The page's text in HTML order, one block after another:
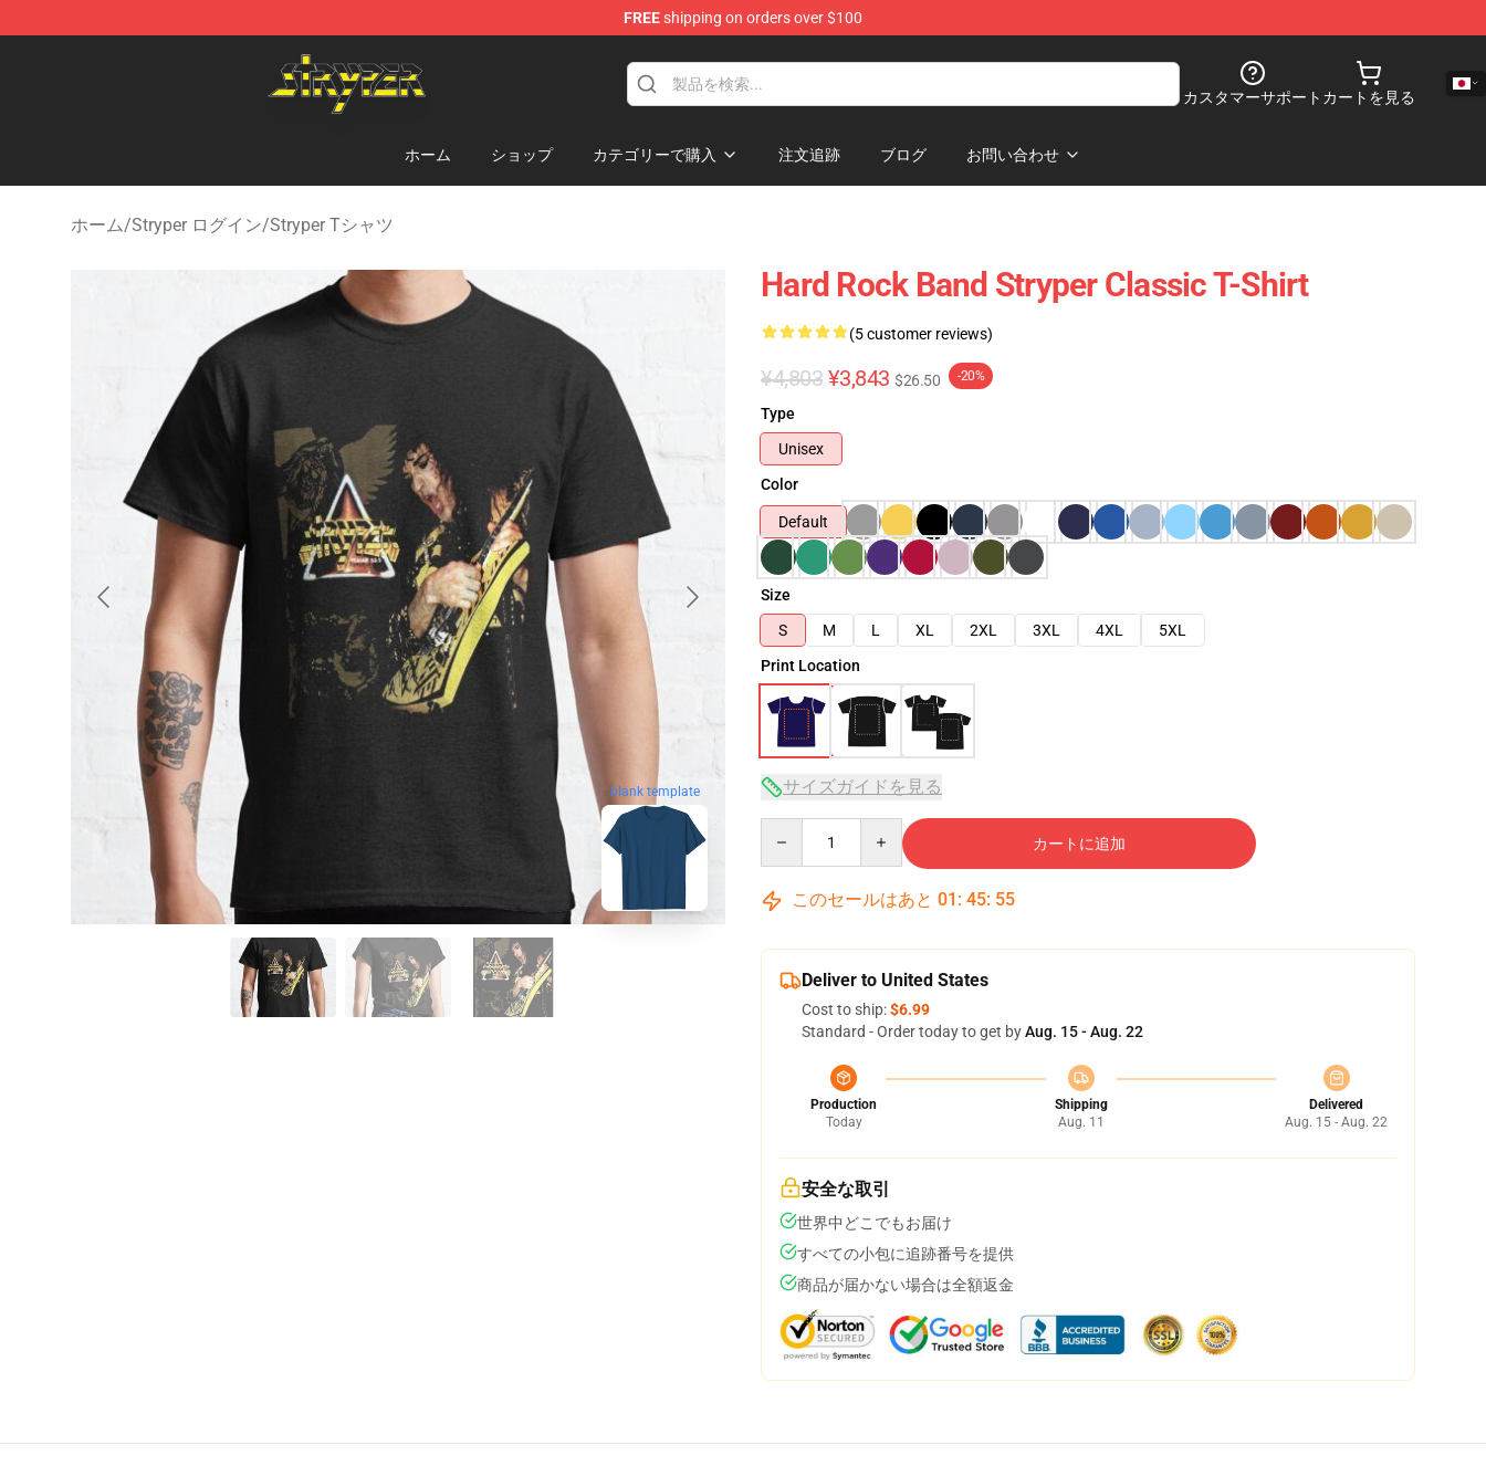
FREEshipping on orders over $100
Stryper Store - Official Stryper Merchandise Shop
カスタマーサポート カートを見る
ホーム ショップ カテゴリーで購入 注文追跡 ブログ お問い合わせ
ホーム/Stryper ログイン/Stryper Tシャツ
blank template
Hard Rock Band Stryper Classic T-Shirt
(5 customer reviews)
¥4,803 ¥3,843 $26.50 -20%
Type
Unisex
Color
Default
Size
S
M L XL 2XL 3XL 4XL
5XL
Print Location
サイズガイドを見る
カートに追加
このセールはあと 01 : 45: 54
Deliver to United States
Cost to ship:$6.99
Standard - Order today to get byAug. 15 - Aug. 22
Production
Today
Shipping
Aug. 11
Delivered
Aug. 15 - Aug. 22
安全な取引
世界中どこでもお届け
すべての小包に追跡番号を提供
商品が届かない場合は全額返金